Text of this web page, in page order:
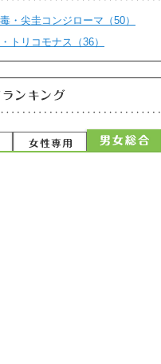
・尖圭コンジローマ（50）
トリコモナス（36）